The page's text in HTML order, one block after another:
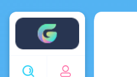
Enjoy4fun